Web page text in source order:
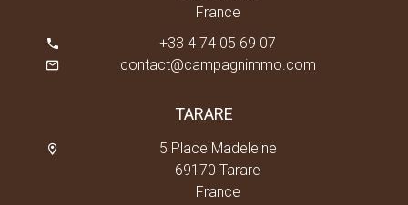
France
+33 4 74 05 69 07
contact@campagnimmo.com
TARARE
5 Place Madeleine
69170 Tarare
France